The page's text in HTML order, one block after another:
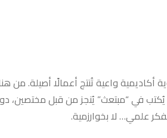
أكاديمية واعية تُنتج أعمالًا أصيلة.
يُكتب في “مبتعث” يُنجز من قبل مختصين،
علمي… لا بخوارزمية.